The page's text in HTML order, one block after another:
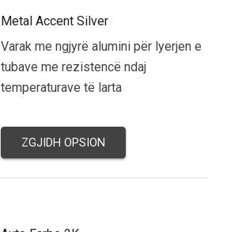
Metal Accent Silver
Varak me ngjyrë alumini për lyerjen e
tubave me rezistencë ndaj
temperaturave të larta
ZGJIDH OPSION